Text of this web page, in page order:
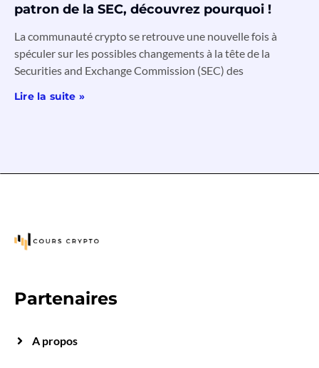
patron de la SEC, découvrez pourquoi !
La communauté crypto se retrouve une nouvelle fois à
spéculer sur les possibles changements à la tête de la
Securities and Exchange Commission (SEC) des
Lire la suite »
Partenaires
A propos